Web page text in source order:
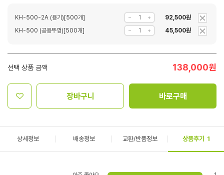
KH-500-2A (용기)[500개]
92,500원
KH-500 (공용뚜껑)[500개]
45,500원
선택 상품 금액 138,000원
장바구니 바로구매
상세정보 배송정보 교환/반품정보 상품후기 1